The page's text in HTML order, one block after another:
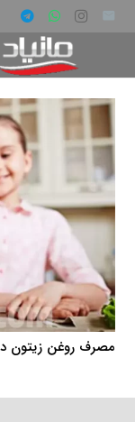
مصرف روغن زیتون